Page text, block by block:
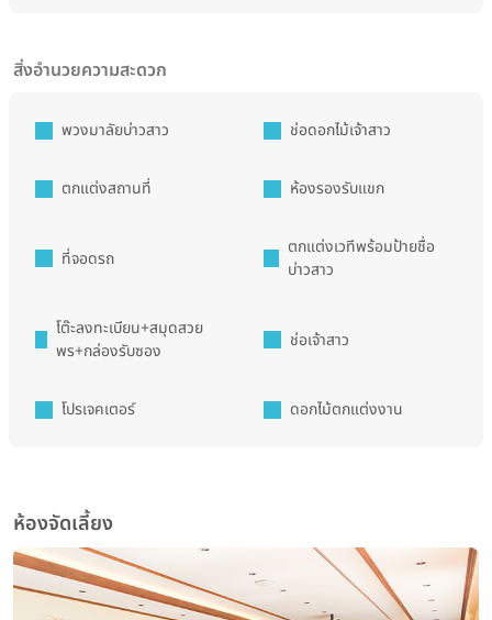
สิ่งอำนวยความสะดวก
พวงมาลัยบ่าวสาว ช่อดอกไม้เจ้าสาว
ตกแต่งสถานที่ ห้องรองรับแขก
ที่จอดรถ
ตกแต่งเวทีพร้อมป้ายชื่อ
บ่าวสาว
โต๊ะลงทะเบียน+สมุดสวย
พร+กล่องรับซอง
ช่อเจ้าสาว
โปรเจคเตอร์ ดอกไม้ตกแต่งงาน
ห้องจัดเลี้ยง